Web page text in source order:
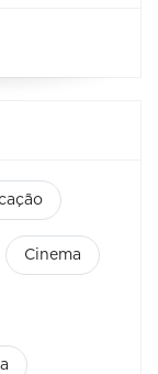
Cinema